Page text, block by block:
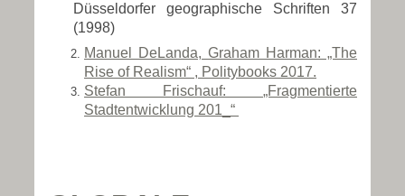
Düsseldorfer geographische Schriften 37
(1998)
Manuel DeLanda, Graham Harman: „The
Rise of Realism“ , Politybooks 2017.
Stefan Frischauf:
„Fragmentierte
Stadtentwicklung 201_“